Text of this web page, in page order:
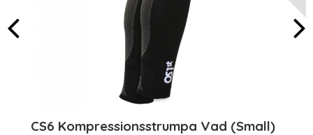
CS6 Kompressionsstrumpa Vad (Small)